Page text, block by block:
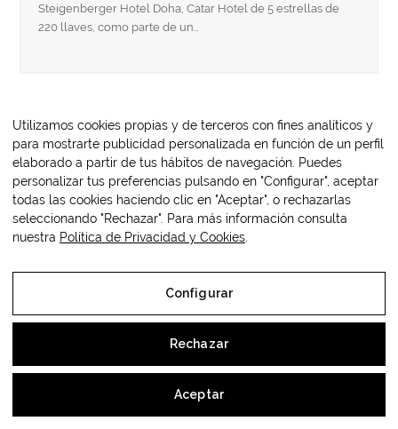
Steigenberger Hotel Doha, Catar Hotel de 5 estrellas de
220 llaves, como parte de un…
Stoneweg Menorca Islas Baleares, España. Portfolio
Utilizamos cookies propias y de terceros con fines analíticos y
para mostrarte publicidad personalizada en función de un perfil
elaborado a partir de tus hábitos de navegación. Puedes
personalizar tus preferencias pulsando en "Configurar", aceptar
todas las cookies haciendo clic en "Aceptar", o rechazarlas
seleccionando "Rechazar". Para más información consulta
nuestra Política de Privacidad y Cookies
Configurar
Rechazar
Aceptar